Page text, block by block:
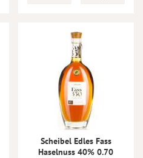
Scheibel Edles Fass
Haselnuss 40% 0.70